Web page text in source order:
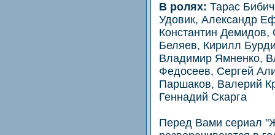
В ролях: Тарас
Удовик, Александр
Константин Демидов,
Беляев, Кирилл
Владимир Ямненко,
Федосеев, Сергей
Паршаков, Валерий
Геннадий Скарга
Перед Вами сериал